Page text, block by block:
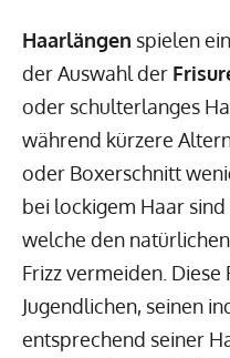
Haarlängen spielen
der Auswahl der
oder schulterlanges
während kürzere
oder Boxerschnitt
bei lockigem Haar
welche den
Frizz vermeiden.
Jugendlichen, seinen
entsprechend seiner